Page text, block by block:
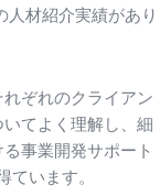
人材紹介実績があり
ぞれのクライアン
てよく理解し、細
事業開発サポート
ています。